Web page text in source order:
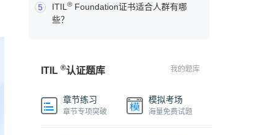
5 ITIL® Foundation证书适合人群有哪
些？
ITIL ®认证题库 我的题库
章节练习
章节专项突破
模拟考场
海量免费试题